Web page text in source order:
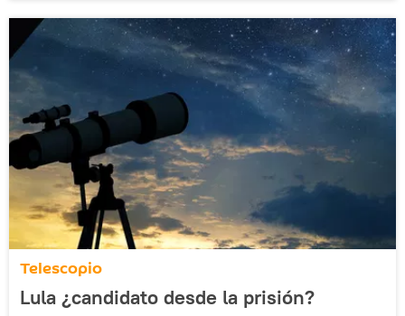
Telescopio
Lula ¿candidato desde la prisión?